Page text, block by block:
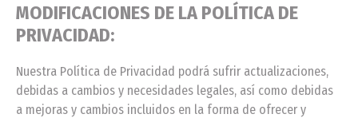
MODIFICACIONES DE LA POLÍTICA DE
PRIVACIDAD:
Nuestra Política de Privacidad podrá sufrir actualizaciones,
debidas a cambios y necesidades legales, así como debidas
a mejoras y cambios incluidos en la forma de ofrecer y